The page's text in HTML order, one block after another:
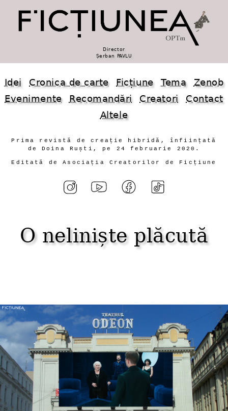
Director
Șerban PAVLU
Idei Cronica de carte Ficțiune Tema
Zenob
Evenimente
Recomandări Creatori
Contact
Altele
Prima revistă de creație hibridă, înființată
de Doina Ruști, pe 24 februarie 2020.
Editată de Asociația Creatorilor de Ficțiune
O neliniște plăcută